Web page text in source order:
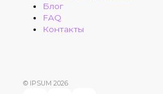
Блог
FAQ
Контакты
© IPSUM 2026